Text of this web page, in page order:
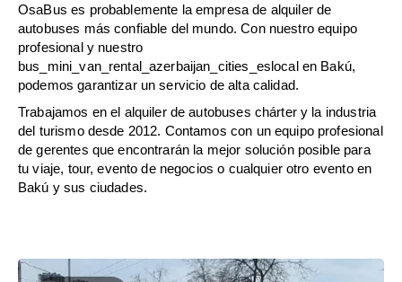
OsaBus es probablemente la empresa de alquiler de
autobuses más confiable del mundo. Con nuestro equipo
profesional y nuestro
bus_mini_van_rental_azerbaijan_cities_eslocal en Bakú,
podemos garantizar un servicio de alta calidad.
Trabajamos en el alquiler de autobuses chárter y la industria
del turismo desde 2012. Contamos con un equipo profesional
de gerentes que encontrarán la mejor solución posible para
tu viaje, tour, evento de negocios o cualquier otro evento en
Bakú y sus ciudades.